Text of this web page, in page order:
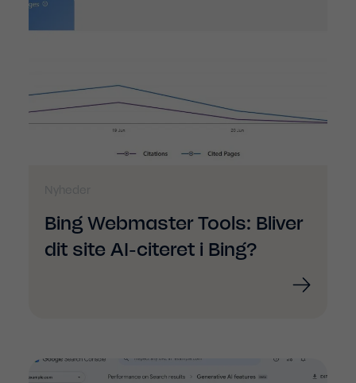
Bing Webmaster Tools: Bliver
dit site AI-citeret i Bing?